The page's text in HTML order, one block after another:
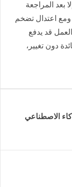
بعد المراجعة
ومع اعتدال تضخم
قد يدفع
دون تغيير،
الاصطناعي